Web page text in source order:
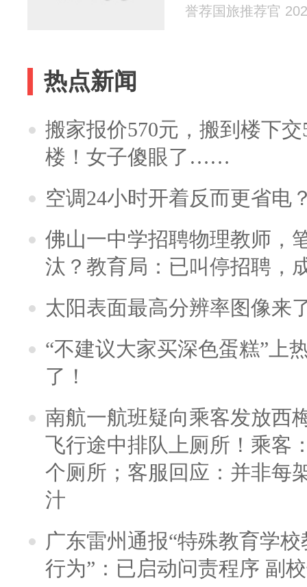
誉荐国旅推荐官
热点新闻
搬家报价570元，搬到楼下
楼！女子傻眼了……
空调24小时开着反而更省电
佛山一中学招聘物理教师，
汰？教育局：已叫停招聘，
太阳表面最高分辨率图像来
“不建议大家买深色蛋糕”上
了！
南航一航班疑向乘客发放西
飞行途中排队上厕所！乘客
个厕所；客服回应：并非每
汁
广东雷州通报“特殊教育学
行为”：已启动问责程序 副